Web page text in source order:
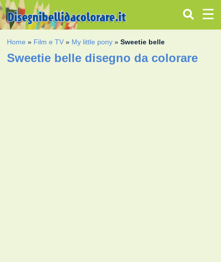
Home » Film e TV » My little pony »Sweetie belle
Sweetie belle disegno da colorare